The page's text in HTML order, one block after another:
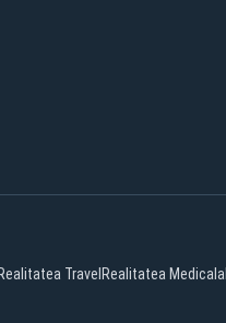
Realitatea Travel Realitatea Medicala